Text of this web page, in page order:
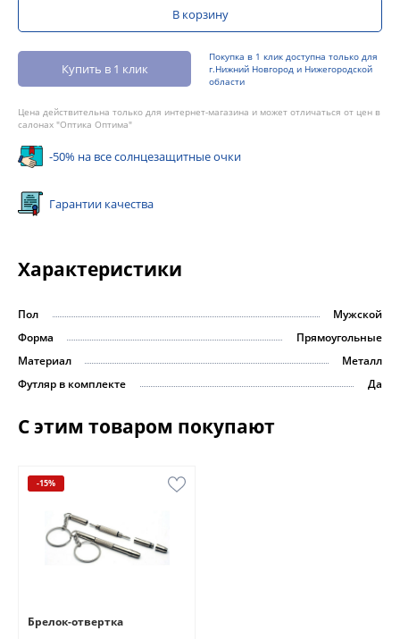
В корзину
Купить в 1 клик
Покупка в 1 клик доступна только для
г.Нижний Новгород и Нижегородской
области
Цена действительна только для интернет-магазина и может отличаться от цен в
салонах "Оптика Оптима"
-50% на все солнцезащитные очки
Гарантии качества
Характеристики
Пол
Мужской
Форма
Прямоугольные
Материал
Металл
Футляр в комплекте
Да
С этим товаром покупают
-15%
Брелок-отвертка